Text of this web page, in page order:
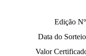
Edição
Data do
Valor